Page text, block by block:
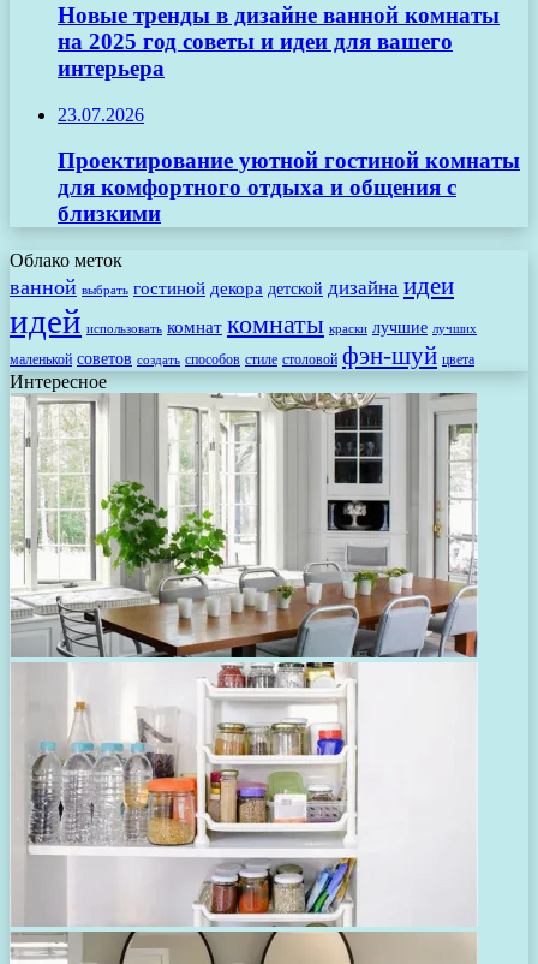
Новые тренды в дизайне ванной комнаты
на 2025 год советы и идеи для вашего
интерьера
23.07.2026
Проектирование уютной гостиной комнаты
для комфортного отдыха и общения с
близкими
Облако меток
ванной выбрать гостиной декора детской дизайна идеи
идей использовать комнат комнаты краски лучшие лучших
маленькой советов создать способов стиле столовой фэн-шуй цвета
Интересное